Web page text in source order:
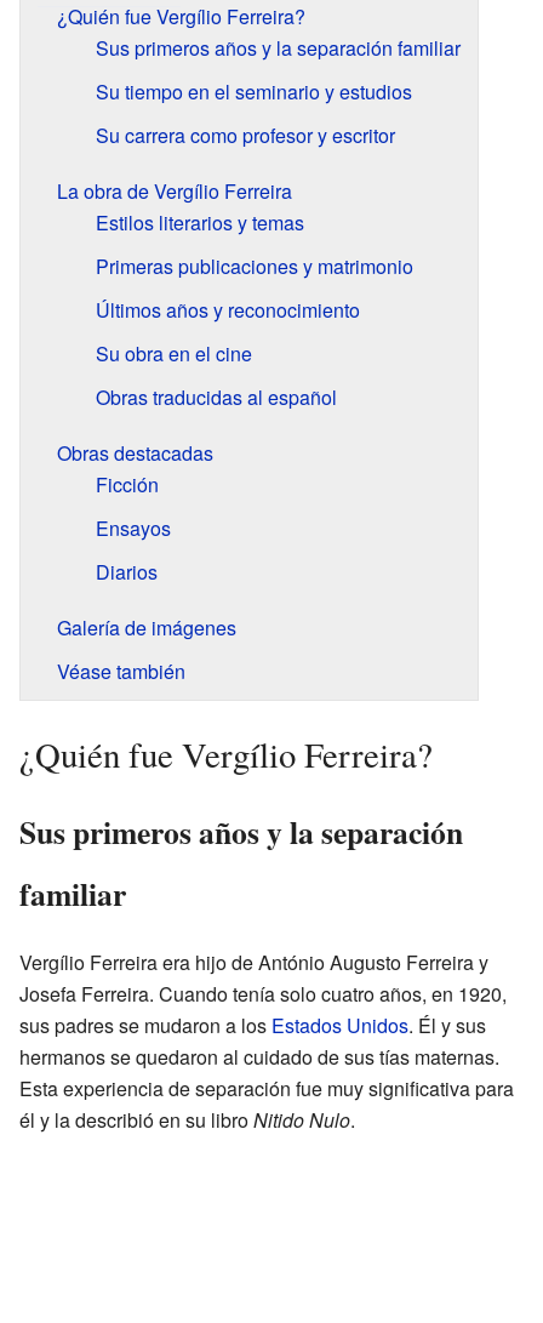
¿Quién fue Vergílio Ferreira?
Sus primeros años y la separación familiar
Su tiempo en el seminario y estudios
Su carrera como profesor y escritor
La obra de Vergílio Ferreira
Estilos literarios y temas
Primeras publicaciones y matrimonio
Últimos años y reconocimiento
Su obra en el cine
Obras traducidas al español
Obras destacadas
Ficción
Ensayos
Diarios
Galería de imágenes
Véase también
¿Quién fue Vergílio Ferreira?
Sus primeros años y la separación
familiar
Vergílio Ferreira era hijo de António Augusto Ferreira y
Josefa Ferreira. Cuando tenía solo cuatro años, en 1920,
sus padres se mudaron a los Estados Unidos. Él y sus
hermanos se quedaron al cuidado de sus tías maternas.
Esta experiencia de separación fue muy significativa para
él y la describió en su libroNitido Nulo.